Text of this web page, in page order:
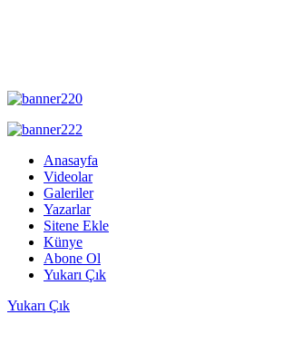
Anasayfa
Videolar
Galeriler
Yazarlar
Sitene Ekle
Künye
Abone Ol
Yukarı Çık
Yukarı Çık